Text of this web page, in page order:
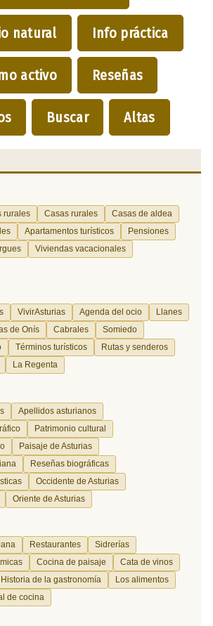
natural Info práctica
activo Reseñas
Buscar Altas